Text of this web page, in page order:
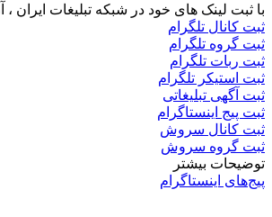
با ثبت لینک های خود در شبکه تبلیغات ایران
ثبت کانال تلگرام
ثبت گروه تلگرام
ثبت ربات تلگرام
ثبت استیکر تلگرام
ثبت آگهی تبلیغاتی
ثبت پیج اینستاگرام
ثبت کانال سروش
ثبت گروه سروش
توضیحات بیشتر
پیج‌های اینستاگرام